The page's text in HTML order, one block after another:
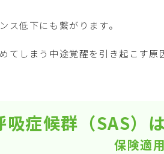
ス低下にも繋がります。
てしまう中途覚醒を引き起こす原
吸症候群（SAS）
保険適用